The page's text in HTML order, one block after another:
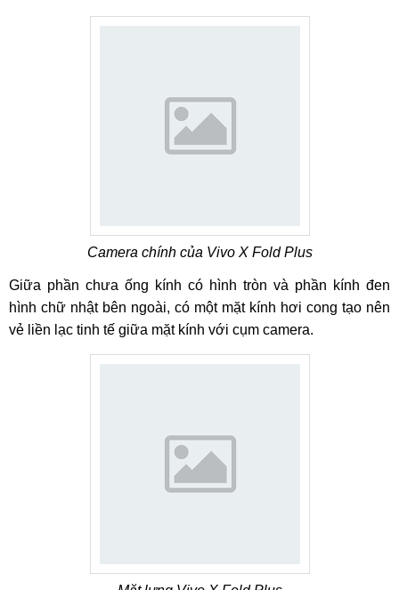
Camera chính của Vivo X Fold Plus
Giữa phần chưa ống kính có hình tròn và phần kính đen
hình chữ nhật bên ngoài, có một mặt kính hơi cong tạo nên
vẻ liền lạc tinh tế giữa mặt kính với cụm camera.